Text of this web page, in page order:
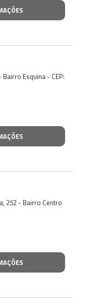
Esquina - CEP:
252 - Bairro Centro